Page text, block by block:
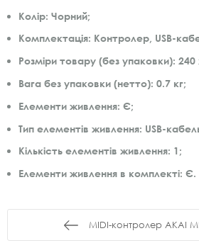
Колір: Чорний;
Комплектація: Контролер, USB-
Розміри товару (без упаковки):
Вага без упаковки (нетто): 0.7 кг;
Елементи живлення: Є;
Тип елементів живлення: USB-
Кількість елементів живлення: 1;
Елементи живлення в комплекті: Є.
MIDI-контролер AKAI